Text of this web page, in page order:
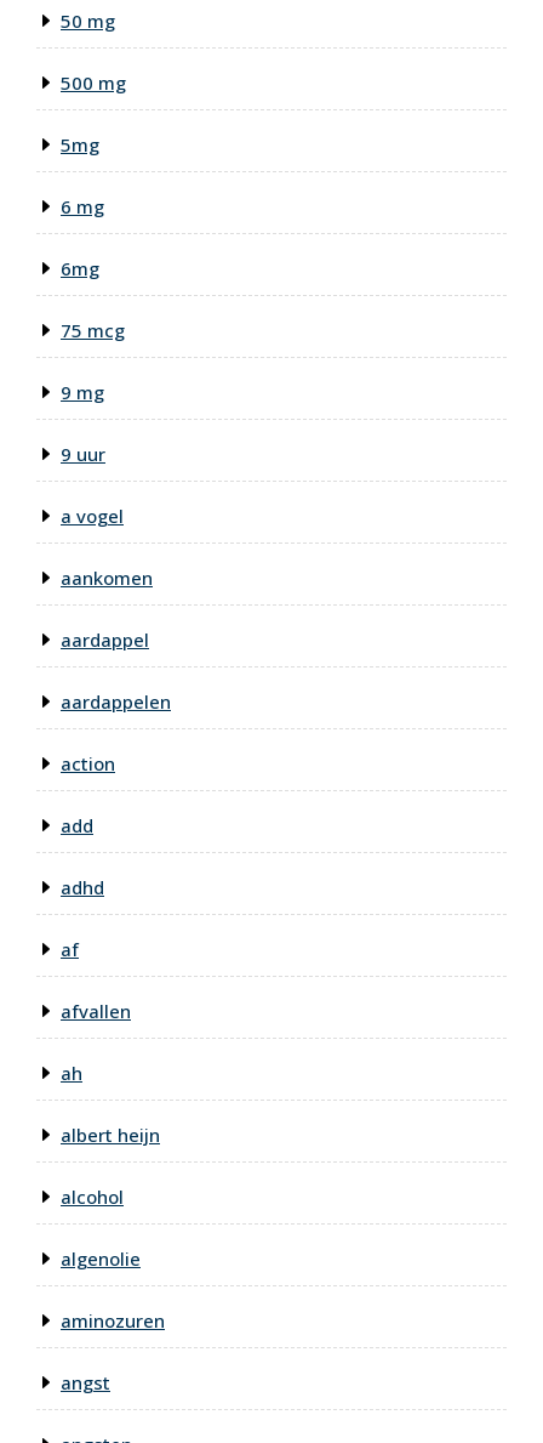
50 mg
500 mg
5mg
6 mg
6mg
75 mcg
9 mg
9 uur
a vogel
aankomen
aardappel
aardappelen
action
add
adhd
af
afvallen
ah
albert heijn
alcohol
algenolie
aminozuren
angst